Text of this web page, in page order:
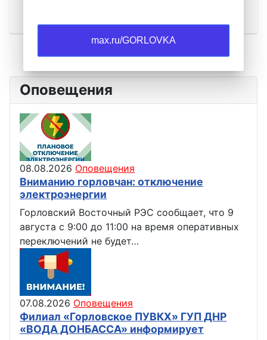
Оповещения
08.08.2026 Оповещения
Вниманию горловчан: отключение
электроэнергии
Горловский Восточный РЭС сообщает, что 9
августа с 9:00 до 11:00 на время оперативных
переключений не будет…
07.08.2026 Оповещения
Филиал «Горловское ПУВКХ» ГУП ДНР
«ВОДА ДОНБАССА» информирует
max.ru/GORLOVKA